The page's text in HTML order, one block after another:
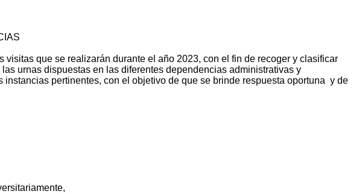
que se realizarán durante el año 2023, con el fin de recoger y clasificar
urnas dispuestas en las diferentes dependencias administrativas y
pertinentes, con el objetivo de que se brinde respuesta oportuna y de